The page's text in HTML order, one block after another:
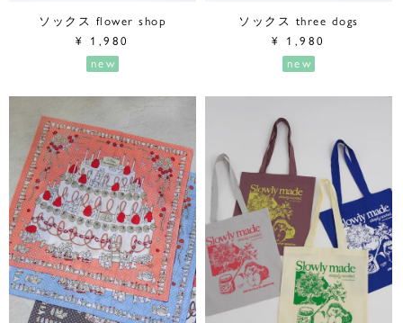
ソックス flower shop
¥ 1,980
new
ソックス three dogs
¥ 1,980
new